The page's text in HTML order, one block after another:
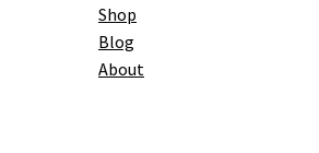
Shop
Blog
About